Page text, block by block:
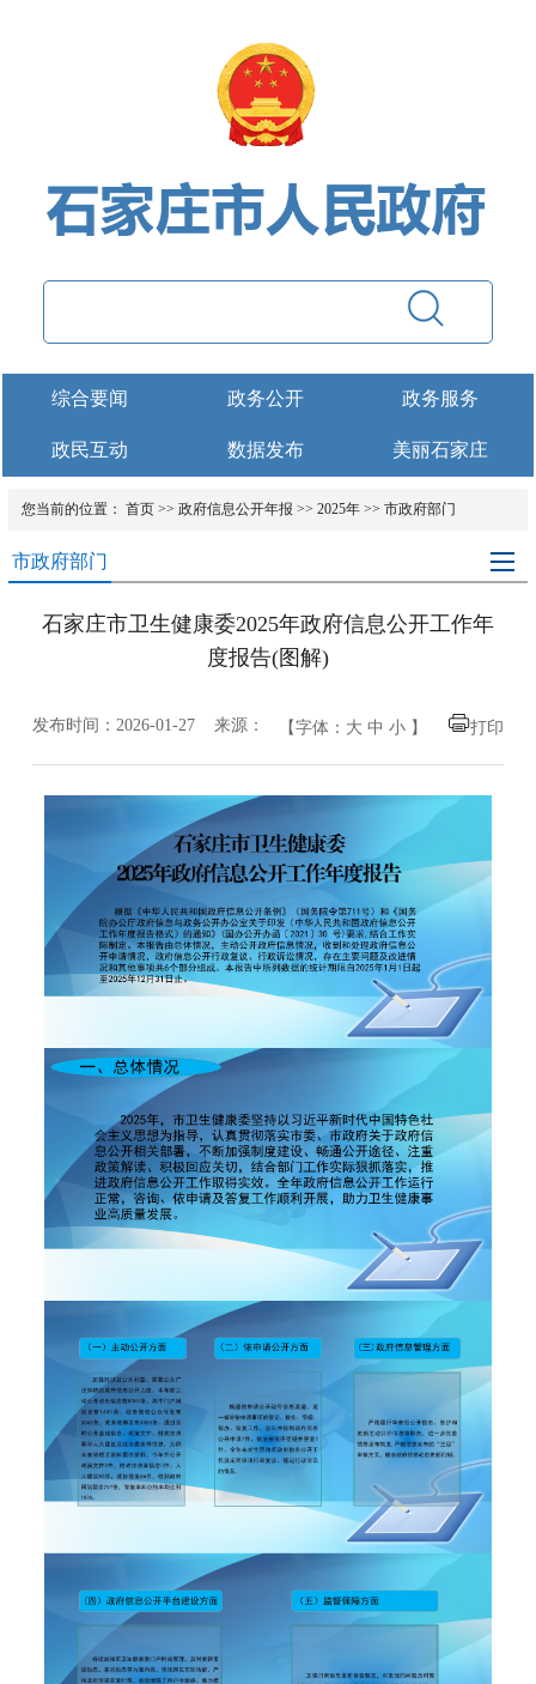
综合要闻 政务公开 政务服务
政民互动 数据发布 美丽石家庄
您当前的位置： 首页 >> 政府信息公开年报 >> 2025年>> 市政府部门
市政府部门
石家庄市卫生健康委2025年政府信息公开工作年
度报告(图解)
发布时间：2026-01-27 来源： 【字体： 大 中 小 】 打印